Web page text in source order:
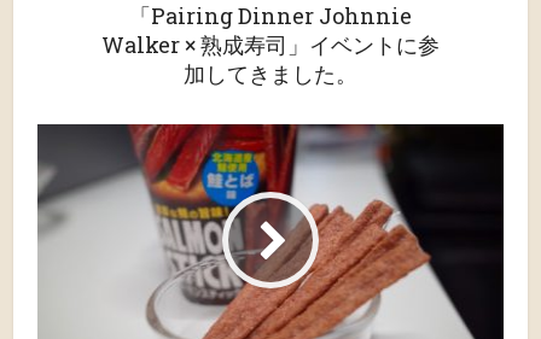
「Pairing Dinner Johnnie
Walker × 熟成寿司」イベントに参
加してきました。